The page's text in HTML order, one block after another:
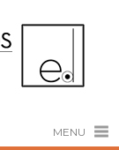
MENU